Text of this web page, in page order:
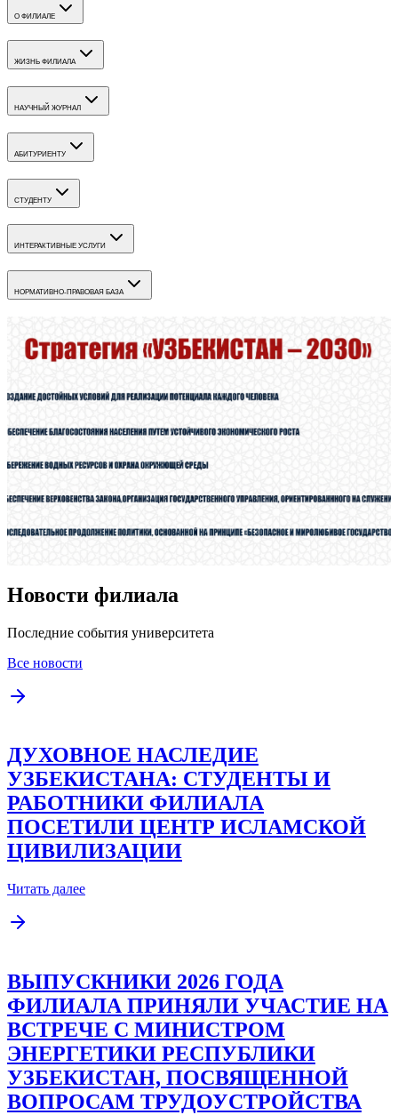
О ФИЛИАЛЕ
ЖИЗНЬ ФИЛИАЛА
НАУЧНЫЙ ЖУРНАЛ
АБИТУРИЕНТУ
СТУДЕНТУ
ИНТЕРАКТИВНЫЕ УСЛУГИ
НОРМАТИВНО-ПРАВОВАЯ БАЗА
Новости филиала
Последние события университета
Все новости
ДУХОВНОЕ НАСЛЕДИЕ
УЗБЕКИСТАНА: СТУДЕНТЫ И
РАБОТНИКИ ФИЛИАЛА
ПОСЕТИЛИ ЦЕНТР ИСЛАМСКОЙ
ЦИВИЛИЗАЦИИ
Читать далее
ВЫПУСКНИКИ 2026 ГОДА
ФИЛИАЛА ПРИНЯЛИ УЧАСТИЕ НА
ВСТРЕЧЕ С МИНИСТРОМ
ЭНЕРГЕТИКИ РЕСПУБЛИКИ
УЗБЕКИСТАН, ПОСВЯЩЕННОЙ
ВОПРОСАМ ТРУДОУСТРОЙСТВА